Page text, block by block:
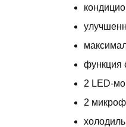
функция
2 LED-
2